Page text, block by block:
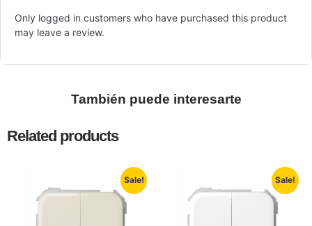
Only logged in customers who have purchased this product
may leave a review.
También puede interesarte
Related products
Sale! Sale!